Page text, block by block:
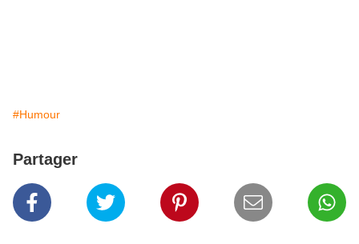
#Humour
Partager